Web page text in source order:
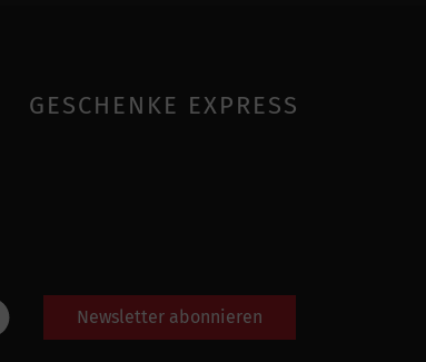
GESCHENKE EXPRESS
Newsletter abonnieren